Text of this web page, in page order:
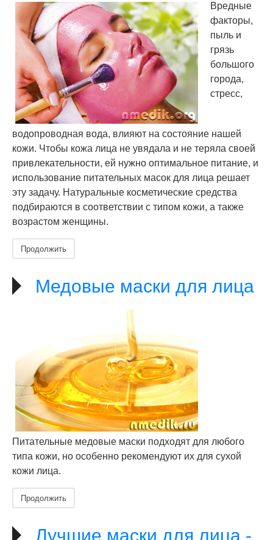
Вредные
факторы,
пыль и
грязь
большого
города,
стресс,
водопроводная вода, влияют на состояние нашей
кожи. Чтобы кожа лица не увядала и не теряла своей
привлекательности, ей нужно оптимальное питание, и
использование питательных масок для лица решает
эту задачу. Натуральные косметические средства
подбираются в соответствии с типом кожи, а также
возрастом женщины.
Продолжить
Медовые маски для лица
Питательные медовые маски подходят для любого
типа кожи, но особенно рекомендуют их для сухой
кожи лица.
Продолжить
Лучшие маски для лица -